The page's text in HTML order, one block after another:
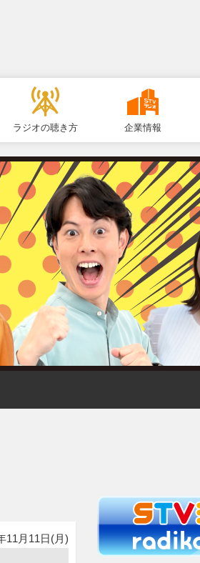
ラジオの聴き方 企業情報
11月11日(月)